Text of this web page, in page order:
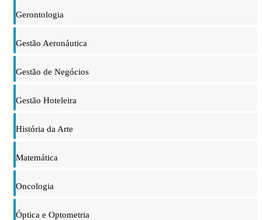
Gerontologia
Gestão Aeronáutica
Gestão de Negócios
Gestão Hoteleira
História da Arte
Matemática
Oncologia
Óptica e Optometria